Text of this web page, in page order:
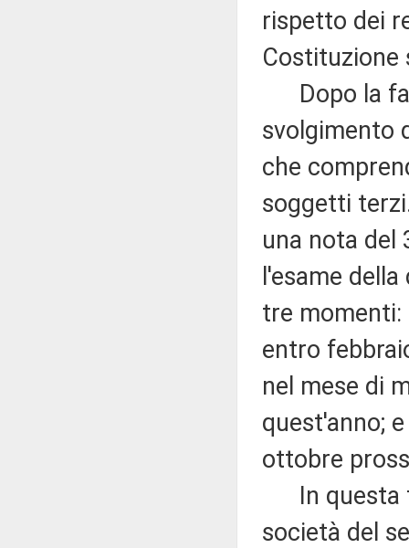
rispetto dei
Costituzione
Dopo la
svolgimento
che
soggetti
una nota del
l'esame
tre momenti:
entro
nel mese di
quest'anno;
ottobre
In questa
società del